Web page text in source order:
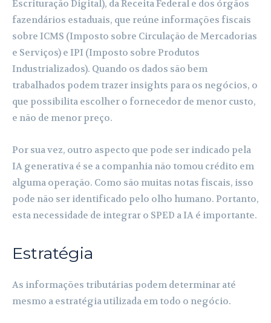
Escrituração Digital), da Receita Federal e dos órgãos
fazendários estaduais, que reúne informações fiscais
sobre ICMS (Imposto sobre Circulação de Mercadorias
e Serviços) e IPI (Imposto sobre Produtos
Industrializados). Quando os dados são bem
trabalhados podem trazer insights para os negócios, o
que possibilita escolher o fornecedor de menor custo,
e não de menor preço.
Por sua vez, outro aspecto que pode ser indicado pela
IA generativa é se a companhia não tomou crédito em
alguma operação. Como são muitas notas fiscais, isso
pode não ser identificado pelo olho humano. Portanto,
esta necessidade de integrar o SPED a IA é importante.
Estratégia
As informações tributárias podem determinar até
mesmo a estratégia utilizada em todo o negócio.